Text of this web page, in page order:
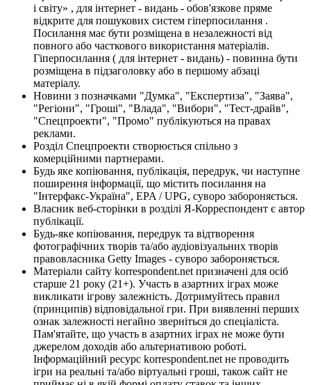
і світу» , для інтернет - видань - обов'язкове пряме
відкрите для пошукових систем гіперпосилання .
Посилання має бути розміщена в незалежності від
повного або часткового використання матеріалів.
Гіперпосилання ( для інтернет - видань) - повинна бути
розміщена в підзаголовку або в першому абзаці
матеріалу.
Новини з позначками "Думка", "Експертиза", "Заява",
"Регіони", "Гроші", "Влада", "Вибори", "Тест-драйв",
"Спецпроекти", "Промо" публікуються на правах
реклами.
Розділ Спецпроекти створюється спільно з
комерційними партнерами.
Будь яке копіювання, публікація, передрук, чи наступне
поширення інформації, що містить посилання на
"Інтерфакс-Україна", EPA / UPG, суворо забороняється.
Власник веб-сторінки в розділі Я-Корреспондент є автор
публікації.
Будь-яке копіювання, передрук та відтворення
фотографічних творів та/або аудіовізуальних творів
правовласника Getty Images - суворо забороняється.
Матеріали сайту korrespondent.net призначені для осіб
старше 21 року (21+). Участь в азартних іграх може
викликати ігрову залежність. Дотримуйтесь правил
(принципів) відповідальної гри. При виявленні перших
ознак залежності негайно зверніться до спеціаліста.
Пам'ятайте, що участь в азартних іграх не може бути
джерелом доходів або альтернативою роботі.
Інформаційний ресурс korrespondent.net не проводить
ігри на реальні та/або віртуальні гроші, також сайт не